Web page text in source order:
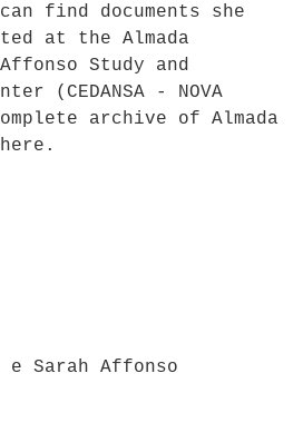
find documents she
at the Almada
Study and
(CEDANSA - NOVA
archive of Almada
e Sarah Affonso